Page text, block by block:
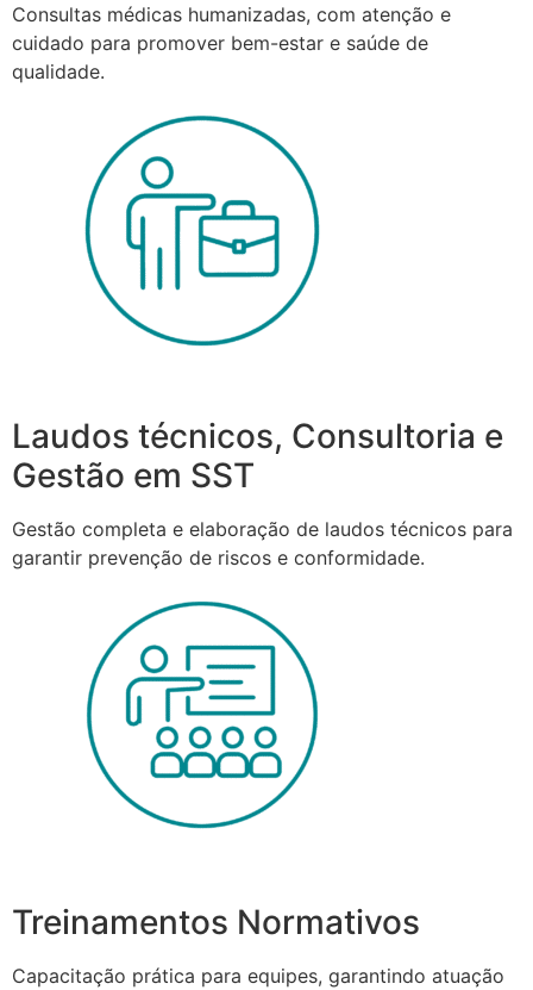
Consultas médicas humanizadas, com atenção e
cuidado para promover bem-estar e saúde de
qualidade.
Laudos técnicos, Consultoria e
Gestão em SST
Gestão completa e elaboração de laudos técnicos para
garantir prevenção de riscos e conformidade.
Treinamentos Normativos
Capacitação prática para equipes, garantindo atuação